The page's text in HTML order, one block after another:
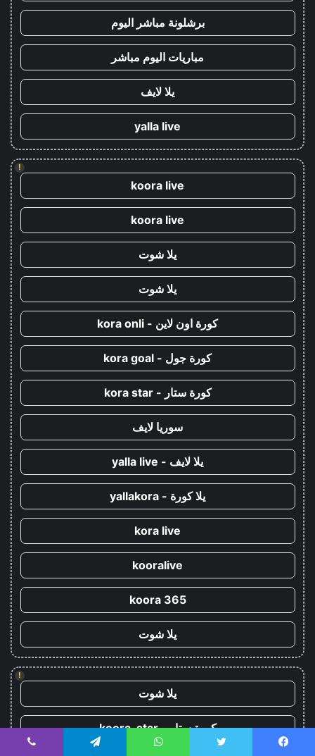
برشلونة مباشر اليوم
مباريات اليوم مباشر
يلا لايف
yalla live
!
koora live
koora live
يلا شوت
يلا شوت
كورة اون لاين - kora onli
كورة جول - kora goal
كورة ستار - kora star
سوريا لايف
يلا لايف - yalla live
يلا كورة - yallakora
kora live
kooralive
koora 365
يلا شوت
!
يلا شوت
كورة ستار - koora-star